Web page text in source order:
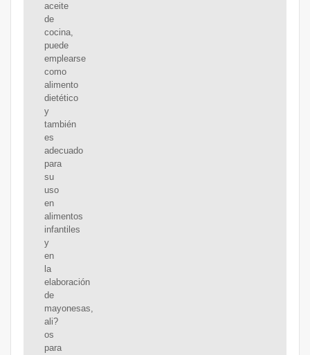
aceite
de
cocina,
puede
emplearse
como
alimento
dietético
y
también
es
adecuado
para
su
uso
en
alimentos
infantiles
y
en
la
elaboración
de
mayonesas,
ali?
os
para